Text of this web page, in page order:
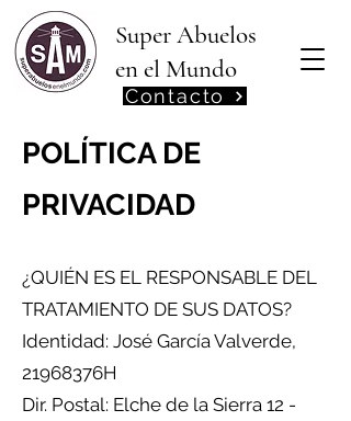
Super Abuelos
en el Mundo
Contacto
POLÍTICA DE
PRIVACIDAD
¿QUIÉN ES EL RESPONSABLE DEL
TRATAMIENTO DE SUS DATOS?
Identidad: José García Valverde,
21968376H
Dir. Postal: Elche de la Sierra 12 -